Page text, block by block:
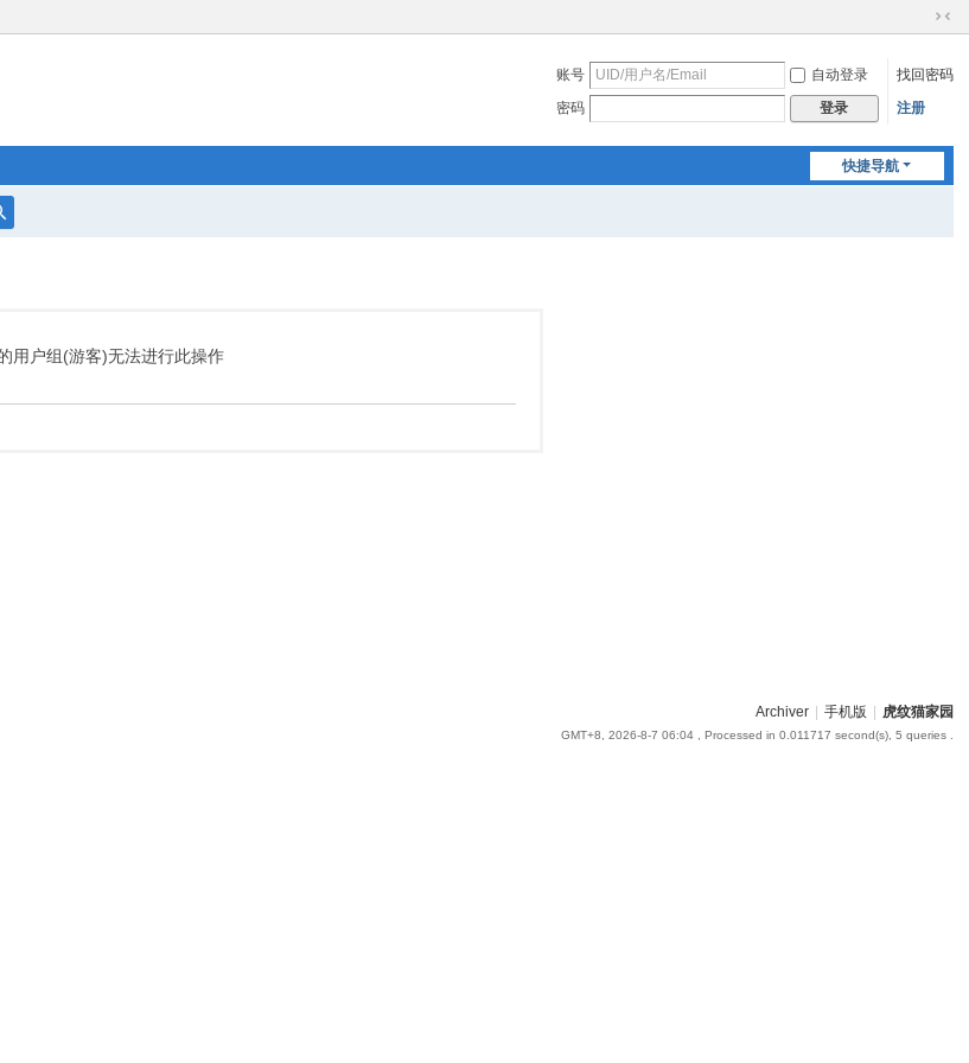
切
到
账号 自动登录
找回密码
密码
登录 注册
快捷导航
用户组(游客)无法进行此操作
Archiver 手机版 虎纹猫家园
GMT+8, 2026-8-7 06:04, Processed in 0.011717 second(s), 5 queries .